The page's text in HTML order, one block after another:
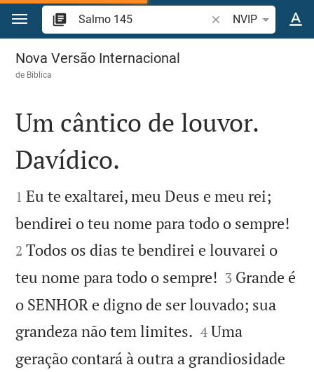
Ir para o conteúdo
Pesquise
NVIP
Salmo 145
Nova Versão Internacional
de Biblica

Um cântico de louvor.
Davídico.

1 Eu te exaltarei, meu Deus e meu rei;
bendirei o teu nome para todo o sempre!
2 Todos os dias te bendirei e louvarei o
teu nome para todo o sempre! 

3 Grande é
o SENHOR e digno de ser louvado; sua
grandeza não tem limites. 

4 Uma
geração contará à outra a grandiosidade